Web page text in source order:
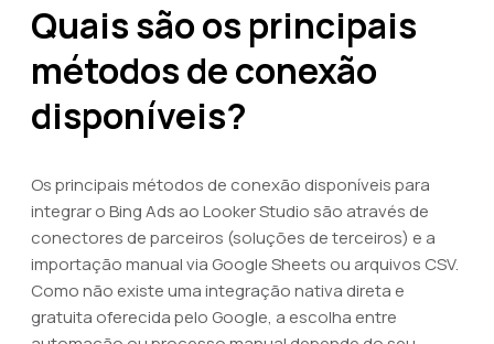
Quais são os principais
métodos de conexão
disponíveis?
Os principais métodos de conexão disponíveis para
integrar o Bing Ads ao Looker Studio são através de
conectores de parceiros (soluções de terceiros) e a
importação manual via Google Sheets ou arquivos CSV.
Como não existe uma integração nativa direta e
gratuita oferecida pelo Google, a escolha entre